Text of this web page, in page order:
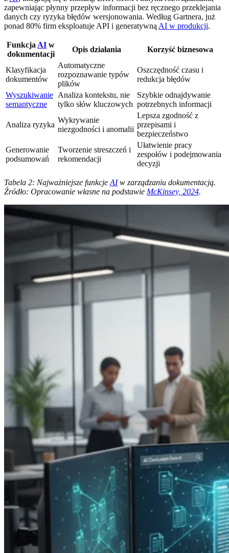
zapewniając płynny przepływ informacji bez ręcznego przeklejania
danych czy ryzyka błędów wersjonowania. Według Gartnera, już
ponad 80% firm eksploatuje API i generatywną AI w produkcji.
Funkcja AI w
dokumentacji
Opis działania Korzyść biznesowa
Klasyfikacja
dokumentów
Automatyczne
rozpoznawanie typów
plików
Oszczędność czasu i
redukcja błędów
Wyszukiwanie
semantyczne
Analiza kontekstu, nie
tylko słów kluczowych
Szybkie odnajdywanie
potrzebnych informacji
Analiza ryzyka
Wykrywanie
niezgodności i anomalii
Lepsza zgodność z
przepisami i
bezpieczeństwo
Generowanie
podsumowań
Tworzenie streszczeń i
rekomendacji
Ułatwienie pracy
zespołów i podejmowania
decyzji
Tabela 2: Najważniejsze funkcje AIw zarządzaniu dokumentacją.
Źródło: Opracowanie własne na podstawie McKinsey, 2024.